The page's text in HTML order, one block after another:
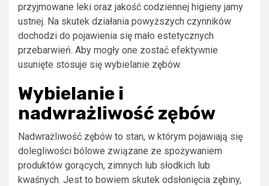
przyjmowane leki oraz jakość codziennej higieny jamy
ustnej. Na skutek działania powyższych czynników
dochodzi do pojawienia się mało estetycznych
przebarwień. Aby mogły one zostać efektywnie
usunięte stosuje się wybielanie zębów.
Wybielanie i
nadwrażliwość zębów
Nadwrażliwość zębów to stan, w którym pojawiają się
dolegliwości bólowe związane ze spożywaniem
produktów gorących, zimnych lub słodkich lub
kwaśnych. Jest to bowiem skutek odsłonięcia zębiny,